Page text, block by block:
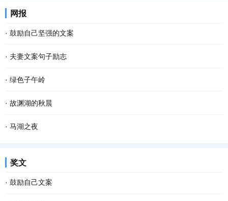
网报
· 鼓励自己坚强的文案
· 夫妻文案句子励志
· 绿色子午岭
· 故渊湖的秋晨
· 马湖之夜
奖文
· 鼓励自己文案